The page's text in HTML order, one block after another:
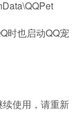
时也启动QQ宠
使用，请重新